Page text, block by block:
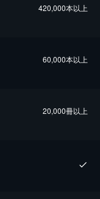
420,000本以上
60,000本以上
20,000冊以上